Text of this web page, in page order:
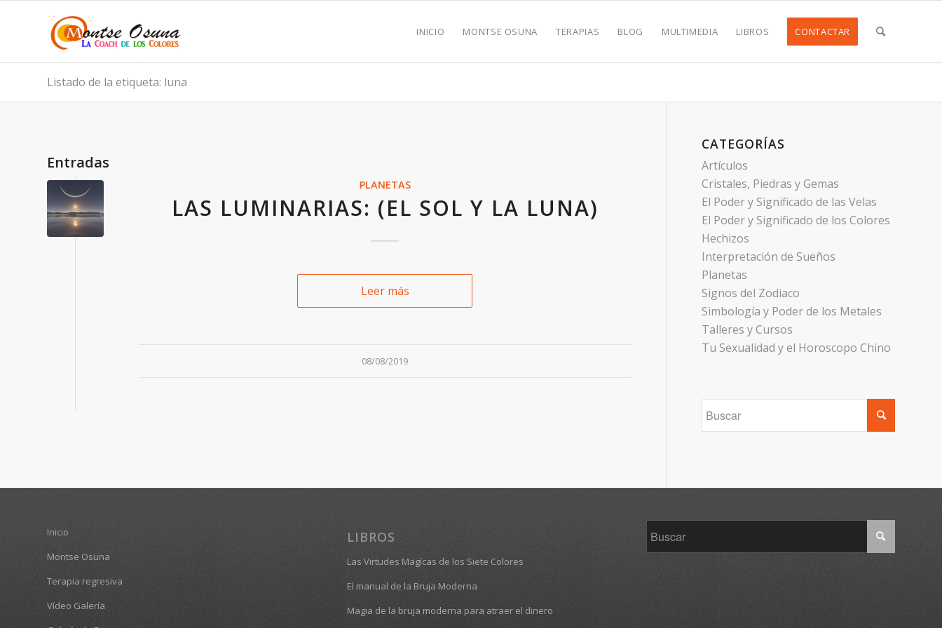
INICIO MONTSE OSUNA TERAPIAS BLOG MULTIMEDIA LIBROS CONTACTAR
Listado de la etiqueta: luna
Entradas
PLANETAS
LAS LUMINARIAS: (EL SOL Y LA LUNA)
Leer más
08/08/2019
CATEGORÍAS
Artículos
Cristales, Piedras y Gemas
El Poder y Significado de las Velas
El Poder y Significado de los Colores
Hechizos
Interpretación de Sueños
Planetas
Signos del Zodiaco
Simbología y Poder de los Metales
Talleres y Cursos
Tu Sexualidad y el Horoscopo Chino
Inicio
Montse Osuna
Terapia regresiva
Vídeo Galería
LIBROS
Las Virtudes Magícas de los Siete Colores
El manual de la Bruja Moderna
Magia de la bruja moderna para atraer el dinero